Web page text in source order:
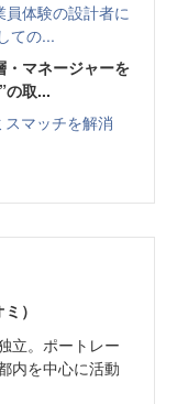
員体験の設計者に
ての...
マネージャーを
の取...
スマッチを解消
）
立。ポートレー
内を中心に活動